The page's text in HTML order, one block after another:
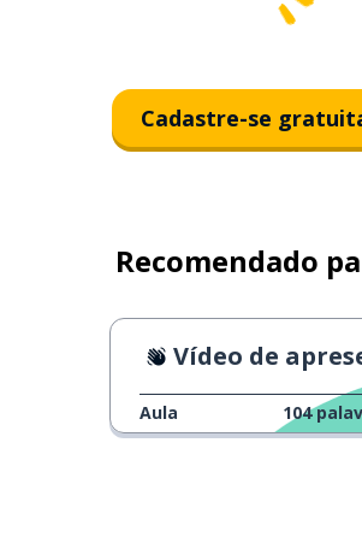
Cadastre-se
Recomendado
Vídeo de
Aula 104